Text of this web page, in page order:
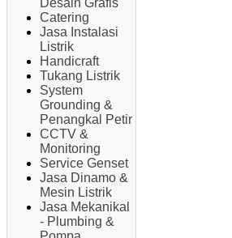
Desain Grafis
Catering
Jasa Instalasi
Listrik
Handicraft
Tukang Listrik
System
Grounding &
Penangkal Petir
CCTV &
Monitoring
Service Genset
Jasa Dinamo &
Mesin Listrik
Jasa Mekanikal
- Plumbing &